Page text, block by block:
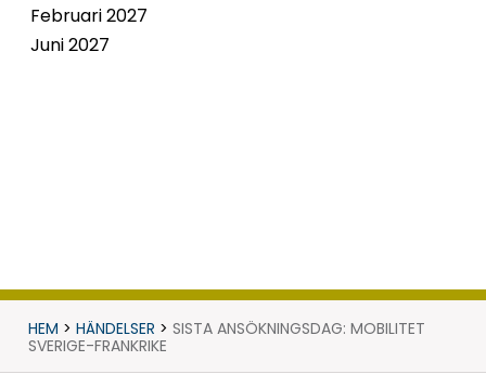
Februari 2027
Juni 2027
HEM > HÄNDELSER > SISTA ANSÖKNINGSDAG: MOBILITET
SVERIGE-FRANKRIKE